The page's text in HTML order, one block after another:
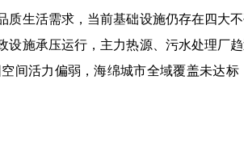
质生活需求，当前基础设施仍存在四大
施承压运行，主力热源、污水处理厂
间活力偏弱，海绵城市全域覆盖未达